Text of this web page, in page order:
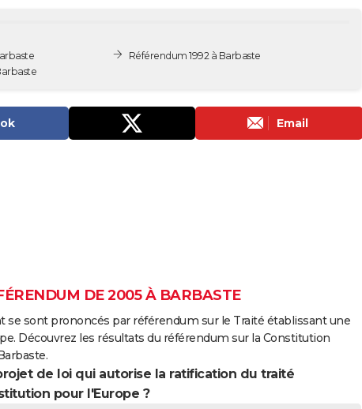
Référendum 1992 à Barbaste
Email
DE 2005 À BARBASTE
se sont prononcés par référendum sur le Traité établissant une
Découvrez les résultats du référendum sur la Constitution
de loi qui autorise la ratification du traité
pour l'Europe ?